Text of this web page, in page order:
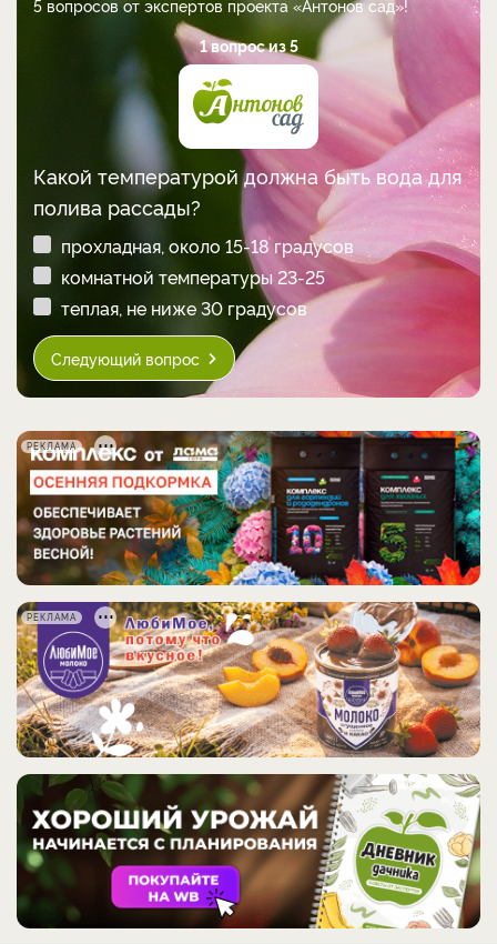
5 вопросов от экспертов проекта «Антонов сад»!
1 вопрос из 5
Какой температурой должна быть вода для
полива рассады?
прохладная, около 15-18 градусов
комнатной температуры 23-25
теплая, не ниже 30 градусов
Следующий вопрос
РЕКЛАМА
РЕКЛАМА